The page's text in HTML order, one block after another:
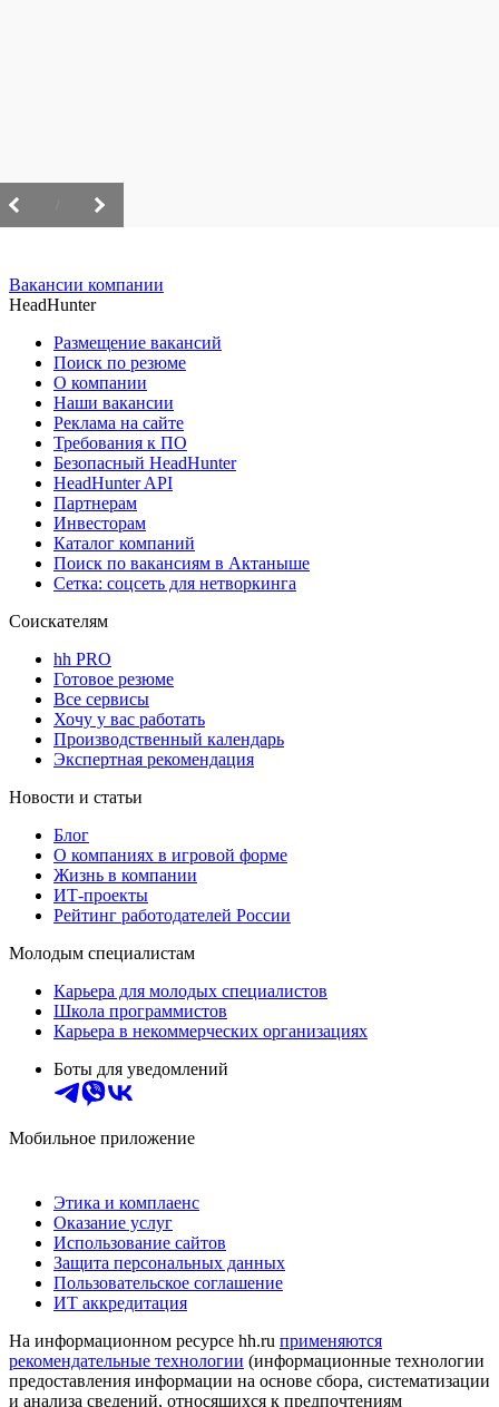
Вакансии компании
HeadHunter
Размещение вакансий
Поиск по резюме
О компании
Наши вакансии
Реклама на сайте
Требования к ПО
Безопасный HeadHunter
HeadHunter API
Партнерам
Инвесторам
Каталог компаний
Поиск по вакансиям в Актаныше
Сетка: соцсеть для нетворкинга
Соискателям
hh PRO
Готовое резюме
Все сервисы
Хочу у вас работать
Производственный календарь
Экспертная рекомендация
Новости и статьи
Блог
О компаниях в игровой форме
Жизнь в компании
ИТ-проекты
Рейтинг работодателей России
Молодым специалистам
Карьера для молодых специалистов
Школа программистов
Карьера в некоммерческих организациях
Боты для уведомлений
Мобильное приложение
Этика и комплаенс
Оказание услуг
Использование сайтов
Защита персональных данных
Пользовательское соглашение
ИТ аккредитация
На информационном ресурсе hh.ru применяются
рекомендательные технологии (информационные технологии
предоставления информации на основе сбора, систематизации
и анализа сведений, относящихся к предпочтениям